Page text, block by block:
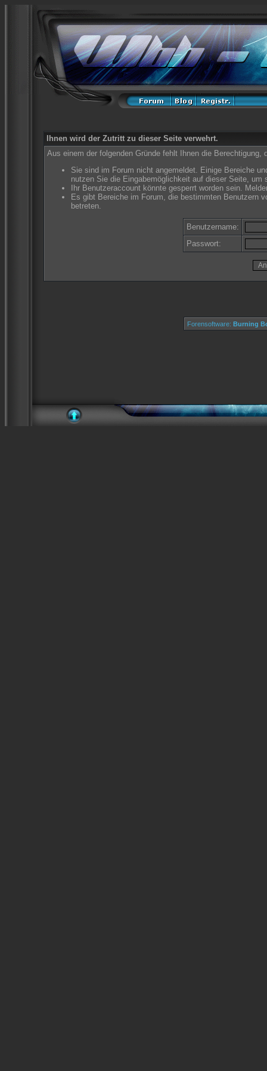
Ihnen wird der Zutritt zu dieser Seite verwehrt.
Aus einem der folgenden Gründe fehlt Ihnen die Berechtigung,
Sie sind im Forum nicht angemeldet. Einige Bereiche
nutzen Sie die Eingabemöglichkeit auf dieser Seite,
Ihr Benutzeraccount könnte gesperrt worden sein.
Es gibt Bereiche im Forum, die bestimmten Benutzern
betreten.
Benutzername:
Passwort:
Forensoftware: Burning